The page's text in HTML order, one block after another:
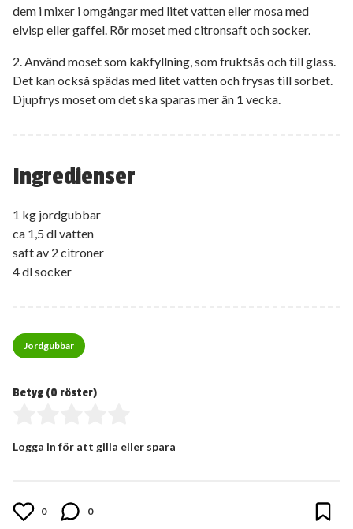
Ingredienser
1 kg jordgubbar
ca 1,5 dl vatten
saft av 2 citroner
4 dl socker
dem i mixer i omgångar med litet vatten eller mosa med
elvisp eller gaffel. Rör moset med citronsaft och socker.
2. Använd moset som kakfyllning, som fruktsås och till glass.
Det kan också spädas med litet vatten och frysas till sorbet.
Djupfrys moset om det ska sparas mer än 1 vecka.
Jordgubbar
Betyg (0 röster)
Logga in för att gilla eller spara
0 0